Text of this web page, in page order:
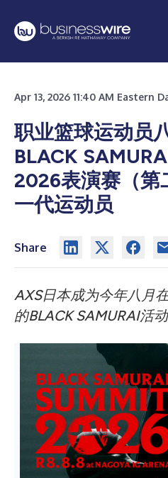
Apr 13, 2026 11:40 AM Eastern
职业篮球运动员
BLACK
2026表演赛（第
一代运动员
Share
AXS日本成为今年八月
的BLACK SAMURAI活